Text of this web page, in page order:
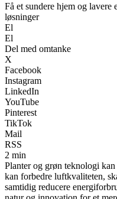
Få et sundere hjem og lavere
løsninger
El
El
Del med omtanke
X
Facebook
Instagram
LinkedIn
YouTube
Pinterest
TikTok
Mail
RSS
2 min
Planter og grøn teknologi
kan forbedre luftkvaliteten,
samtidig reducere